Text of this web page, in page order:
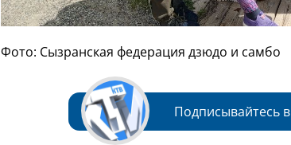
Фото: Сызранская федерация дзюдо и самбо
Подписывайтесь в